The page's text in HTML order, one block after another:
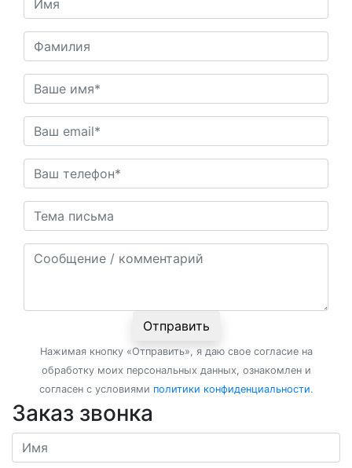
Отправить
Нажимая кнопку «Отправить», я даю свое согласие на
обработку моих персональных данных, ознакомлен и
согласен с условиями политики конфиденциальности.
Заказ звонка